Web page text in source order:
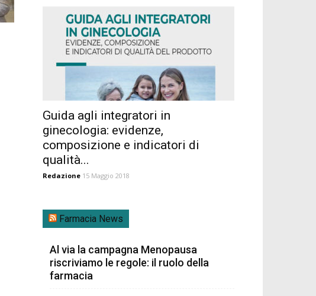
Guida agli integratori in
ginecologia: evidenze,
composizione e indicatori di
qualità...
Redazione 15 Maggio 2018
Farmacia News
Al via la campagna Menopausa
riscriviamo le regole: il ruolo della
farmacia